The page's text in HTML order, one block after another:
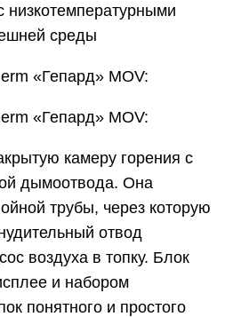
низкотемпературными
среды
«Гепард» MOV:
«Гепард» MOV:
камеру горения с
дымоотвода. Она
трубы, через которую
отвод
воздуха в топку. Блок
и набором
понятного и простого